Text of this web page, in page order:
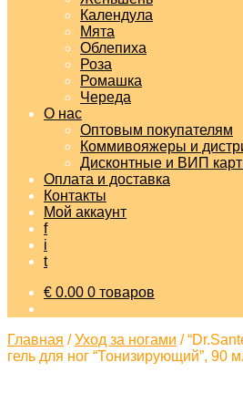
Календула
Мята
Облепиха
Роза
Ромашка
Череда
О нас
Оптовым покупателям
Коммивояжеры и
Дисконтные и ВИП
Оплата и доставка
Контакты
Мой аккаунт
f
i
t
€ 0.00 0 товаров
Главная /Уход за ногами /
гель для ног “Тонизирующий”, 90